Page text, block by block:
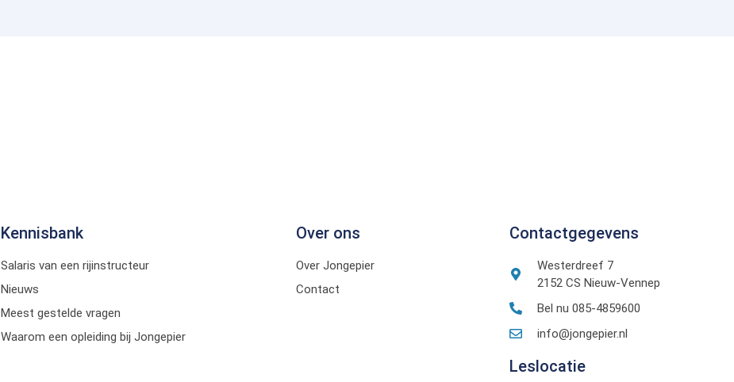
Kennisbank
Salaris van een rijinstructeur
Nieuws
Meest gestelde vragen
Waarom een opleiding bij Jongepier
Over ons
Over Jongepier
Contact
Contactgegevens
Westerdreef 7
2152 CS Nieuw-Vennep
Bel nu 085-4859600
info@jongepier.nl
Leslocatie